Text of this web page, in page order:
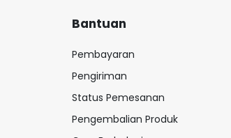
Bantuan
Pembayaran
Pengiriman
Status Pemesanan
Pengembalian Produk